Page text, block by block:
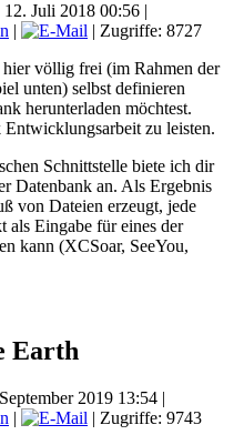
Juli 2018 00:56 |
|
| Zugriffe: 8727
völlig frei (im Rahmen der
unten) selbst definieren
herunterladen möchtest.
zu leisten.
Schnittstelle biete ich dir
Datenbank an. Als Ergebnis
von Dateien erzeugt, jede
als Eingabe für eines der
kann (XCSoar, SeeYou,
Earth
2019 13:54 |
|
| Zugriffe: 9743